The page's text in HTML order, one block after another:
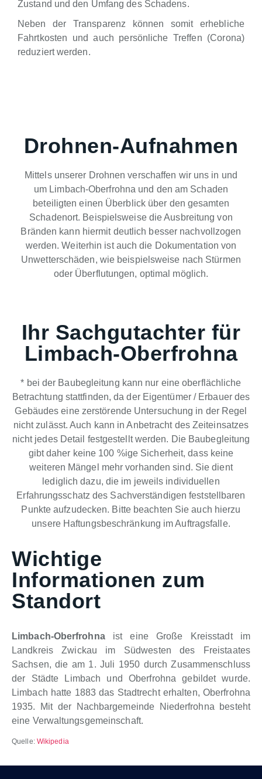
Zustand und den Umfang des Schadens.
Neben der Transparenz können somit erhebliche
Fahrtkosten und auch persönliche Treffen (Corona)
reduziert werden.
Drohnen-Aufnahmen
Mittels unserer Drohnen verschaffen wir uns in und
um Limbach-Oberfrohna und den am Schaden
beteiligten einen Überblick über den gesamten
Schadenort. Beispielsweise die Ausbreitung von
Bränden kann hiermit deutlich besser nachvollzogen
werden. Weiterhin ist auch die Dokumentation von
Unwetterschäden, wie beispielsweise nach Stürmen
oder Überflutungen, optimal möglich.
Ihr Sachgutachter für
Limbach-Oberfrohna
* bei der Baubegleitung kann nur eine oberflächliche
Betrachtung stattfinden, da der Eigentümer / Erbauer des
Gebäudes eine zerstörende Untersuchung in der Regel
nicht zulässt. Auch kann in Anbetracht des Zeiteinsatzes
nicht jedes Detail festgestellt werden. Die Baubegleitung
gibt daher keine 100 %ige Sicherheit, dass keine
weiteren Mängel mehr vorhanden sind. Sie dient
lediglich dazu, die im jeweils individuellen
Erfahrungsschatz des Sachverständigen feststellbaren
Punkte aufzudecken. Bitte beachten Sie auch hierzu
unsere Haftungsbeschränkung im Auftragsfalle.
Wichtige
Informationen zum
Standort
Limbach-Oberfrohnaist eine Große Kreisstadt im
Landkreis Zwickau im Südwesten des Freistaates
Sachsen, die am 1. Juli 1950 durch Zusammenschluss
der Städte Limbach und Oberfrohna gebildet wurde.
Limbach hatte 1883 das Stadtrecht erhalten, Oberfrohna
1935. Mit der Nachbargemeinde Niederfrohna besteht
eine Verwaltungsgemeinschaft.
Quelle: Wikipedia